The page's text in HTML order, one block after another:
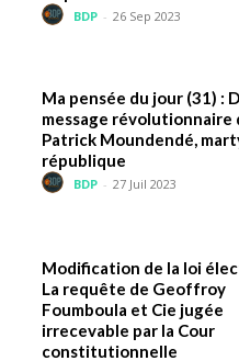
BDP - 26 Sep 2023
Ma pensée du jour (31) :
message révolutionnaire
Patrick Moundendé,
république
BDP - 27 Juil 2023
Modification de la loi
La requête de Geoffroy
Foumboula et Cie jugée
irrecevable par la Cour
constitutionnelle